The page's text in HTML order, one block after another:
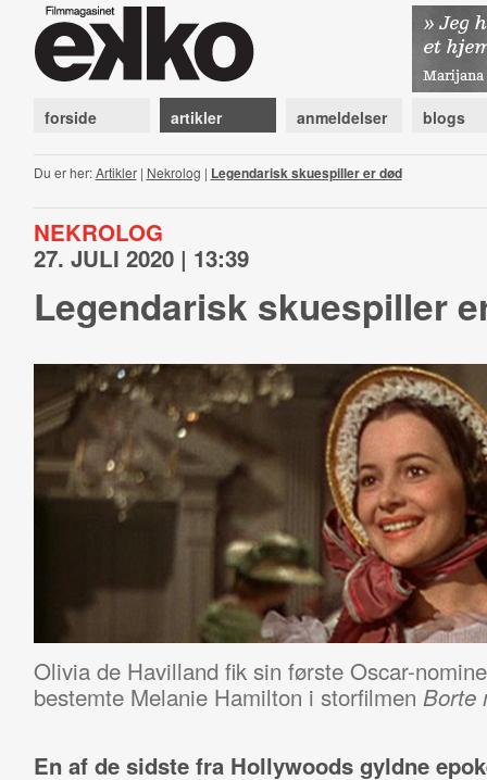
forside artikler anmeldelser blogs
Du er her:Artikler| Nekrolog | Legendarisk skuespiller er død
NEKROLOG
27. JULI 2020 | 13:39
Legendarisk skuespiller
Olivia de Havilland fik sin første Oscar-
bestemte Melanie Hamilton i storfilmen Borte
En af de sidste fra Hollywoods gyldne